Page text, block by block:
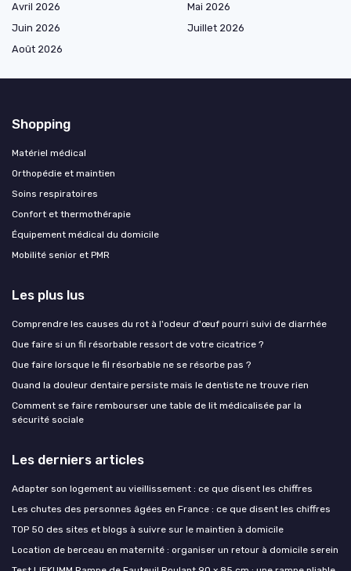
Avril 2026
Mai 2026
Juin 2026
Juillet 2026
Août 2026
Shopping
Matériel médical
Orthopédie et maintien
Soins respiratoires
Confort et thermothérapie
Équipement médical du domicile
Mobilité senior et PMR
Les plus lus
Comprendre les causes du rot à l'odeur d'œuf pourri suivi de diarrhée
Que faire si un fil résorbable ressort de votre cicatrice ?
Que faire lorsque le fil résorbable ne se résorbe pas ?
Quand la douleur dentaire persiste mais le dentiste ne trouve rien
Comment se faire rembourser une table de lit médicalisée par la
sécurité sociale
Les derniers articles
Adapter son logement au vieillissement : ce que disent les chiffres
Les chutes des personnes âgées en France : ce que disent les chiffres
TOP 50 des sites et blogs à suivre sur le maintien à domicile
Location de berceau en maternité : organiser un retour à domicile serein